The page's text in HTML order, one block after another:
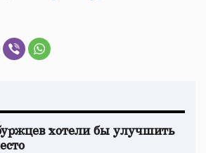
хотели бы улучшить